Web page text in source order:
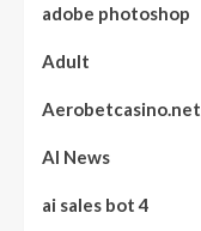
adobe photoshop
Adult
Aerobetcasino.net
AI News
ai sales bot 4